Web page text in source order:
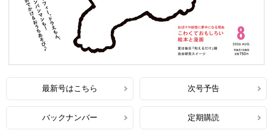
最新号はこちら 次号予告
バックナンバー 定期購読